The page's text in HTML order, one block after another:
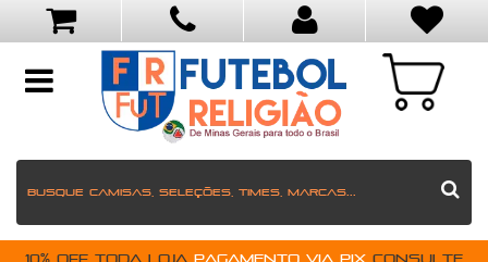
toggle
10% OFF toda loja pagamento via PIX Consulte